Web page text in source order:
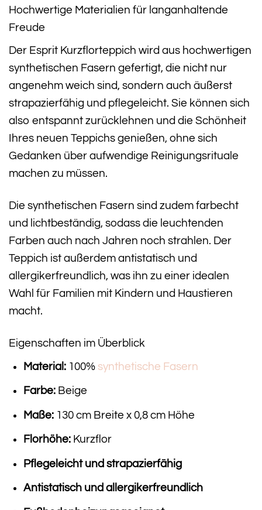
Hochwertige Materialien für langanhaltende
Freude
Der Esprit Kurzflorteppich wird aus hochwertigen
synthetischen Fasern gefertigt, die nicht nur
angenehm weich sind, sondern auch äußerst
strapazierfähig und pflegeleicht. Sie können sich
also entspannt zurücklehnen und die Schönheit
Ihres neuen Teppichs genießen, ohne sich
Gedanken über aufwendige Reinigungsrituale
machen zu müssen.
Die synthetischen Fasern sind zudem farbecht
und lichtbeständig, sodass die leuchtenden
Farben auch nach Jahren noch strahlen. Der
Teppich ist außerdem antistatisch und
allergikerfreundlich, was ihn zu einer idealen
Wahl für Familien mit Kindern und Haustieren
macht.
Eigenschaften im Überblick
Material:100% synthetische Fasern
Farbe:Beige
Maße:130 cm Breite x 0,8 cm Höhe
Florhöhe:Kurzflor
Pflegeleicht und strapazierfähig
Antistatisch und allergikerfreundlich